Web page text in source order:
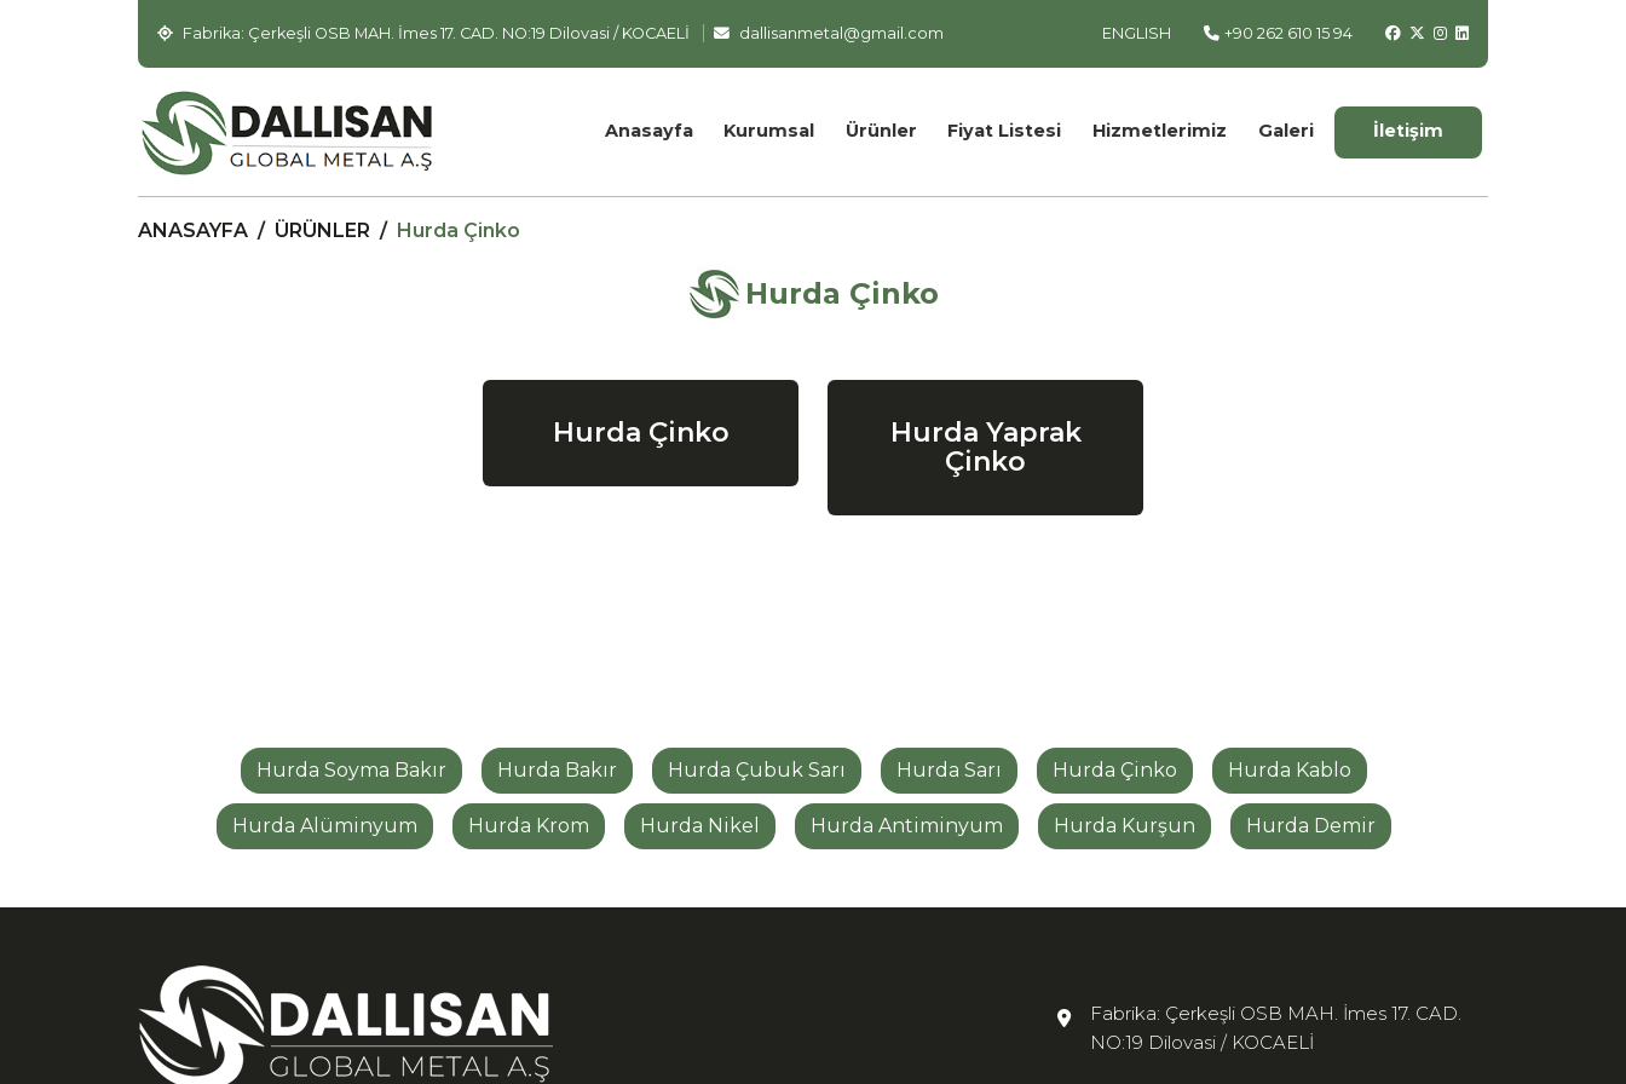
Fabrika: Çerkeşli OSB MAH. İmes 17. CAD. NO:19 Dilovasi / KOCAELİ dallisanmetal@gmail.com ENGLISH +90 262 610 15 94
Anasayfa Kurumsal Ürünler Fiyat Listesi Hizmetlerimiz Galeri İletişim
ANASAYFA / ÜRÜNLER / Hurda Çinko
Hurda Çinko
Hurda Çinko
Hurda Yaprak
Çinko
Hurda Soyma Bakır Hurda Bakır Hurda Çubuk Sarı Hurda Sarı Hurda Çinko Hurda Kablo
Hurda Alüminyum Hurda Krom Hurda Nikel Hurda Antiminyum Hurda Kurşun Hurda Demir
Fabrika: Çerkeşli OSB MAH. İmes 17. CAD.
NO:19 Dilovasi / KOCAELİ